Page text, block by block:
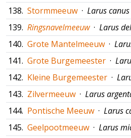
138. Stormmeeuw · Larus canus
139. Ringsnavelmeeuw · Larus
140. Grote Mantelmeeuw ·
141. Grote Burgemeester ·
142. Kleine Burgemeester ·
143. Zilvermeeuw · Larus
144. Pontische Meeuw · Larus
145. Geelpootmeeuw · Larus